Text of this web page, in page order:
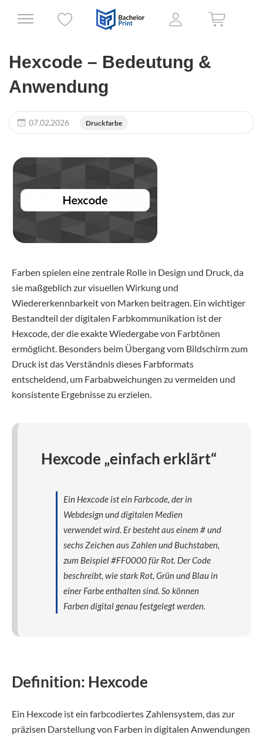
Hexcode – Bedeutung &
Anwendung
07.02.2026 Druckfarbe
Farben spielen eine zentrale Rolle in Design und Druck, da
sie maßgeblich zur visuellen Wirkung und
Wiedererkennbarkeit von Marken beitragen. Ein wichtiger
Bestandteil der digitalen Farbkommunikation ist der
Hexcode, der die exakte Wiedergabe von Farbtönen
ermöglicht. Besonders beim Übergang vom Bildschirm zum
Druck ist das Verständnis dieses Farbformats
entscheidend, um Farbabweichungen zu vermeiden und
konsistente Ergebnisse zu erzielen.
Hexcode „einfach erklärt“
Ein Hexcode ist ein Farbcode, der in
Webdesign und digitalen Medien
verwendet wird. Er besteht aus einem # und
sechs Zeichen aus Zahlen und Buchstaben,
zum Beispiel #FF0000 für Rot. Der Code
beschreibt, wie stark Rot, Grün und Blau in
einer Farbe enthalten sind. So können
Farben digital genau festgelegt werden.
Definition: Hexcode
Ein Hexcode ist ein farbcodiertes Zahlensystem, das zur
präzisen Darstellung von Farben in digitalen Anwendungen